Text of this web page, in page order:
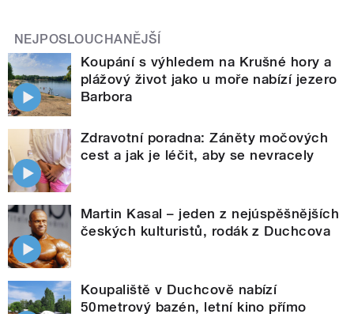
NEJPOSLOUCHANĚJŠÍ
Koupání s výhledem na Krušné hory a
plážový život jako u moře nabízí jezero
Barbora
Zdravotní poradna: Záněty močových
cest a jak je léčit, aby se nevracely
Martin Kasal – jeden z nejúspěšnějších
českých kulturistů, rodák z Duchcova
Koupaliště v Duchcově nabízí
50metrový bazén, letní kino přímo